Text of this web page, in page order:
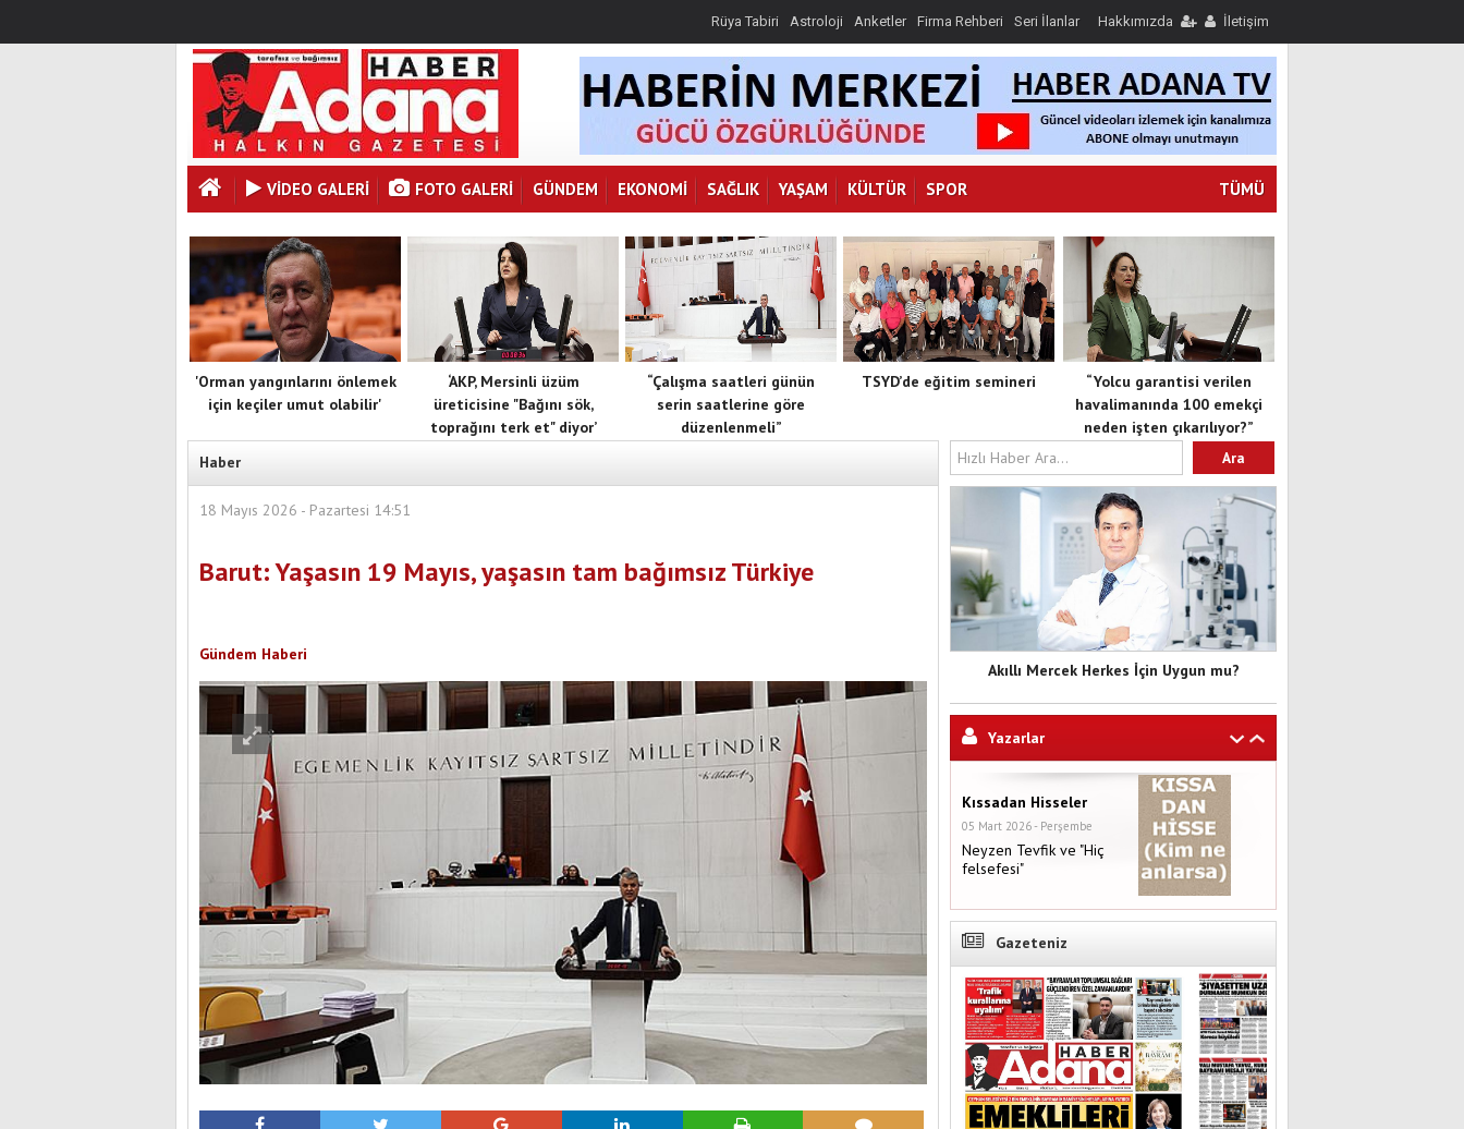
Rüya Tabiri Astroloji Anketler Firma Rehberi Seri İlanlar Hakkımızda İletişim
VİDEO GALERİ FOTO GALERI GÜNDEM EKONOMI SAĞLIK YAŞAM KÜLTÜR SPOR TÜMÜ
'Orman yangınlarını önlemek
için keçiler umut olabilir'
‘AKP, Mersinli üzüm
üreticisine "Bağını sök,
toprağını terk et" diyor’
“Çalışma saatleri günün
serin saatlerine göre
düzenlenmeli”
“Yolcu garantisi verilen
havalimanında 100 emekçi
neden işten çıkarılıyor?”
TSYD’de eğitim semineri
Haber
18 Mayıs 2026 - Pazartesi 14:51
Barut: Yaşasın 19 Mayıs, yaşasın tam bağımsız Türkiye
Gündem Haberi
Akıllı Mercek Herkes İçin Uygun mu?
Yazarlar
Kıssadan Hisseler
05 Mart 2026 - Perşembe
Neyzen Tevfik ve "Hiç
felsefesi"
Gazeteniz